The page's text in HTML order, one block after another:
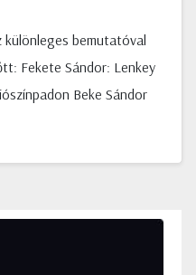
különleges bemutatóval
Fekete Sándor: Lenkey
Beke Sándor